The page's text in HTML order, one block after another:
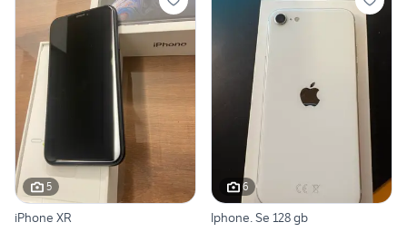
5
iPhone XR
6
Iphone. Se 128 gb